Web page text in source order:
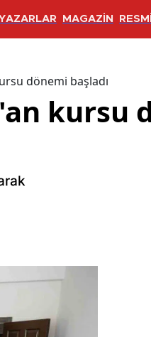
MAGAZİN
dönemi başladı
kursu